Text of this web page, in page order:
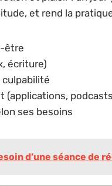
et rend la
être
écriture)
culpabilité
(applications,
ses besoins
d’une séance